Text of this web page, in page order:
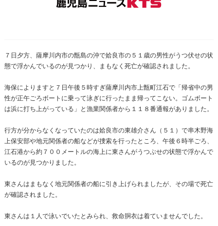
７日夕方、薩摩川内市の甑島の沖で姶良市の５１歳の男性がうつ伏せの状
態で浮かんでいるのが見つかり、まもなく死亡が確認されました。
海保によりますと７日午後５時すぎ薩摩川内市上甑町江石で「帰省中の男
性が正午ごろボートに乗って泳ぎに行ったまま帰ってこない。ゴムボート
は浜に打ち上がっている」と漁業関係者から１１８番通報がありました。
行方が分からなくなっていたのは姶良市の東雄介さん（５１）で串木野海
上保安部や地元関係者の船などが捜索を行ったところ、午後６時半ごろ、
江石港から約７００メートルの海上に東さんがうつぶせの状態で浮かんで
いるのが見つかりました。
東さんはまもなく地元関係者の船に引き上げられましたが、その場で死亡
が確認されました。
東さんは１人で泳いでいたとみられ、救命胴衣は着ていませんでした。